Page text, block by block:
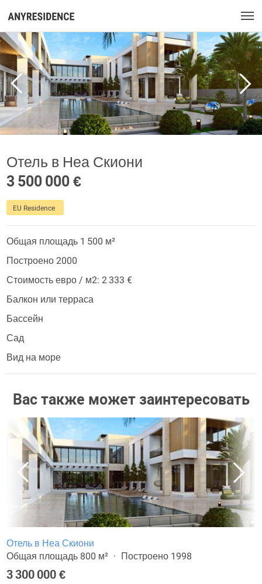
Отель в Неа Скиони
3 500 000 €
EU Residence
Общая площадь 1 500 м²
Построено 2000
Стоимость евро / м2: 2 333 €
Балкон или терраса
Бассейн
Сад
Вид на море
Вас также может заинтересовать
Отель в Неа Скиони
Общая площадь 800 м²
Построено 1998
3 300 000 €